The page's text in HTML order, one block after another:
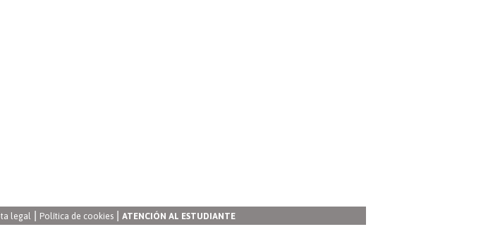
legal Política de cookies ATENCIÓN AL ESTUDIANTE